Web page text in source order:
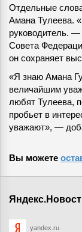
Отдельные
Амана Тулеева.
руководитель. —
Совета
он сохраняет
«Я знаю Амана
величайшим
любят Тулеева,
пробьет в
уважают», —
Вы можете
yandex.ru